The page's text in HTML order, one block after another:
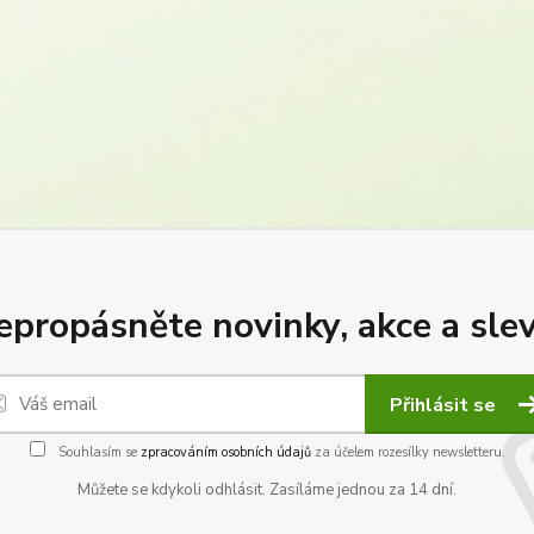
novinky, akce a
Přihlásit se
Souhlasím se zpracováním osobních údajůza účelem rozesílky newsletteru.
Můžete se kdykoli odhlásit. Zasíláme jednou za 14 dní.